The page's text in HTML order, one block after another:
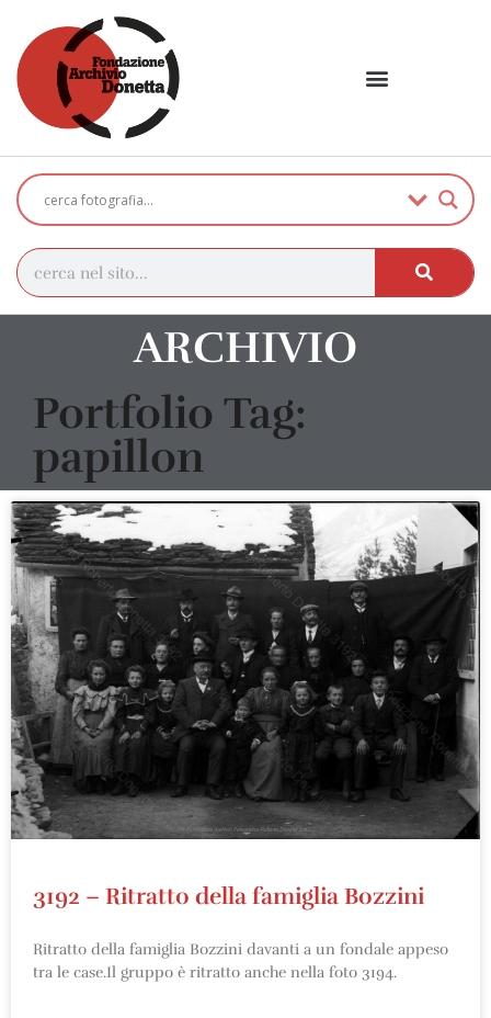
ARCHIVIO
Portfolio Tag:
papillon
3192 – Ritratto della famiglia Bozzini
Ritratto della famiglia Bozzini davanti a un fondale appeso
tra le case.Il gruppo è ritratto anche nella foto 3194.